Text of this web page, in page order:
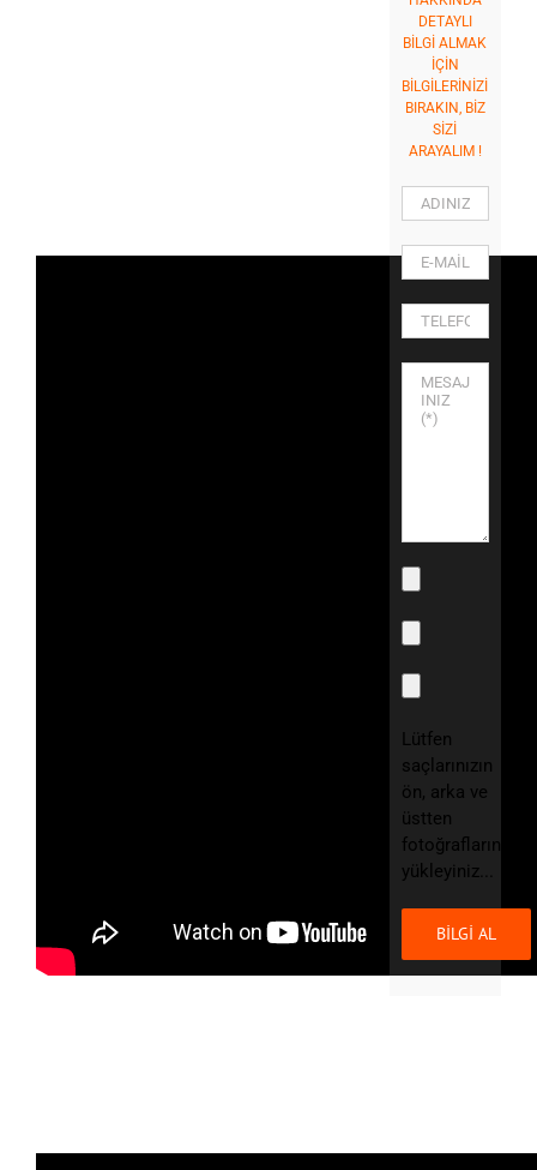
DETAYLI
BİLGİ ALMAK
İÇİN
BİLGİLERİNİZİ
BIRAKIN, BİZ
SİZİ
ARAYALIM !
Lütfen
saçlarınızın
ön, arka ve
üstten
fotoğraflarını
yükleyiniz...